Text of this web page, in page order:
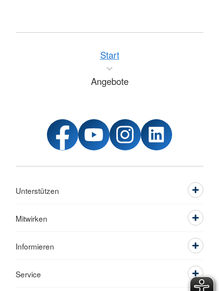
Start
Angebote
Unterstützen
Mitwirken
Informieren
Service